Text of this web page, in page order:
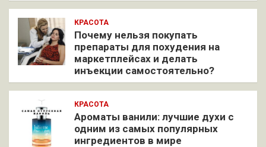
КРАСОТА
Почему нельзя покупать
препараты для похудения на
маркетплейсах и делать
инъекции самостоятельно?
КРАСОТА
Ароматы ванили: лучшие духи с
одним из самых популярных
ингредиентов в мире